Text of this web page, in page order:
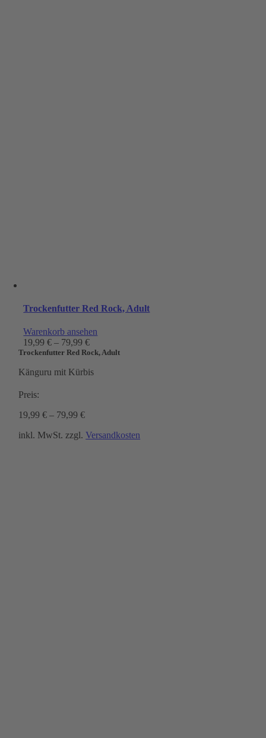
Trockenfutter Red Rock, Adult
Warenkorb ansehen
19,99€ – 79,99€
Trockenfutter Red Rock, Adult
Känguru mit Kürbis
Preis:
19,99€ – 79,99€
inkl. MwSt. zzgl.Versandkosten